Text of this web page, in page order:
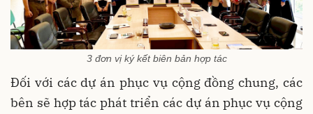
3 đơn vị ký kết biên bản hợp tác
Đối với các dự án phục vụ cộng đồng chung, các
bên sẽ hợp tác phát triển các dự án phục vụ cộng